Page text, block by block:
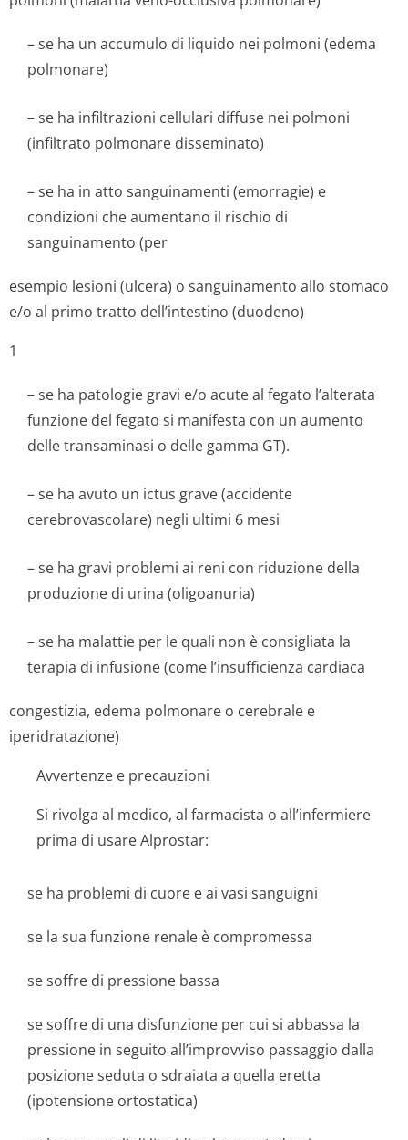
– se ha un accumulo di liquido nei polmoni (edema
polmonare)
– se ha infiltrazioni cellulari diffuse nei polmoni
(infiltrato polmonare disseminato)
– se ha in atto sanguinamenti (emorragie) e
condizioni che aumentano il rischio di
sanguinamento (per
esempio lesioni (ulcera) o sanguinamento allo stomaco
e/o al primo tratto dell’intestino (duodeno)
1
– se ha patologie gravi e/o acute al fegato l’alterata
funzione del fegato si manifesta con un aumento
delle transaminasi o delle gamma GT).
– se ha avuto un ictus grave (accidente
cerebrovascolare) negli ultimi 6 mesi
– se ha gravi problemi ai reni con riduzione della
produzione di urina (oligoanuria)
– se ha malattie per le quali non è consigliata la
terapia di infusione (come l’insufficienza cardiaca
congestizia, edema polmonare o cerebrale e
iperidratazione)
Avvertenze e precauzioni
Si rivolga al medico, al farmacista o all’infermiere
prima di usare Alprostar:
se ha problemi di cuore e ai vasi sanguigni
se la sua funzione renale è compromessa
se soffre di pressione bassa
se soffre di una disfunzione per cui si abbassa la
pressione in seguito all’improvviso passaggio dalla
posizione seduta o sdraiata a quella eretta
(ipotensione ortostatica)